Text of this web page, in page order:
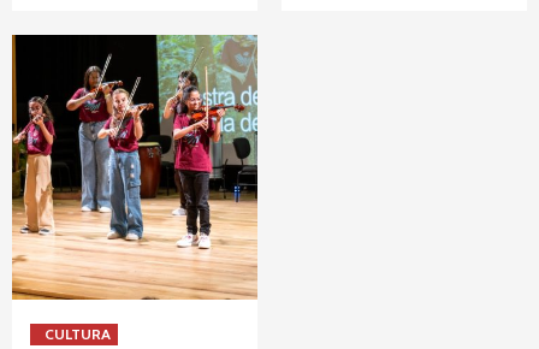
CULTURA